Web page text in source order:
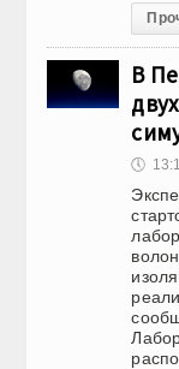
В
🕔